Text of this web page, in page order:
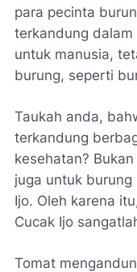
para pecinta
terkandung
untuk manusia,
burung, seperti
Taukah anda,
terkandung
kesehatan?
juga untuk
Ijo. Oleh karena
Cucak Ijo
Tomat